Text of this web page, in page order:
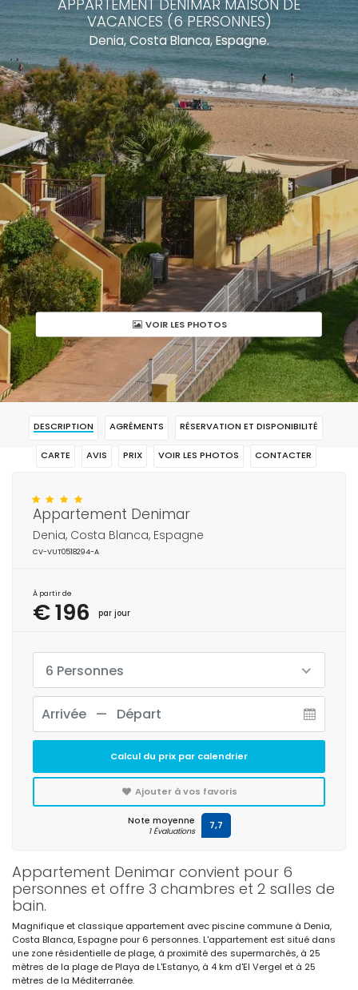
APPARTEMENT DENIMAR MAISON DE
VACANCES (6 PERSONNES)
Denia, Costa Blanca, Espagne.
VOIR LES PHOTOS
DESCRIPTION AGRÉMENTS RÉSERVATION ET DISPONIBILITÉ
CARTE AVIS PRIX VOIR LES PHOTOS CONTACTER
Appartement Denimar convient pour 6
personnes et offre 3 chambres et 2 salles de
bain.
Magnifique et classique appartement avec piscine commune à Denia,
Costa Blanca, Espagne pour 6 personnes. L'appartement est situé dans
une zone résidentielle de plage, à proximité des supermarchés, à 25
mètres de la plage de Playa de L'Estanyo, à 4 km d'El Vergel et à 25
mètres de la Méditerranée.
Appartement Denimar
Denia, Costa Blanca, Espagne
CV-VUT0518294-A
À partir de
€ 196 par jour
6 Personnes
Calcul du prix par calendrier
Ajouter à vos favoris
Note moyenne
1 Évaluations 7,7